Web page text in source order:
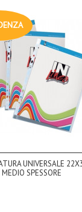
UNIVERSALE
SPESSORE